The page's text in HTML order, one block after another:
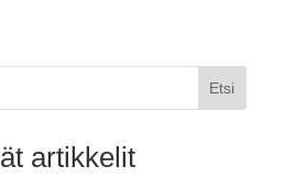
Etsi
artikkelit